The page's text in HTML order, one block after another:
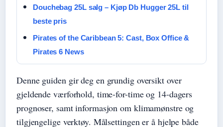
Douchebag 25L salg – Kjøp Db Hugger 25L til
beste pris
Pirates of the Caribbean 5: Cast, Box Office &
Pirates 6 News
Denne guiden gir deg en grundig oversikt over
gjeldende værforhold, time-for-time og 14-dagers
prognoser, samt informasjon om klimamønstre og
tilgjengelige verktøy. Målsettingen er å hjelpe både